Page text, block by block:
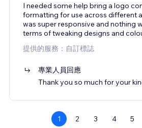
I needed some help bring a logo
formatting for use across different
was super responsive and nothing
terms of tweaking designs and
提供的服務：自訂標誌
專業人員回應
Thank you so much for your
1 2 3 4 5